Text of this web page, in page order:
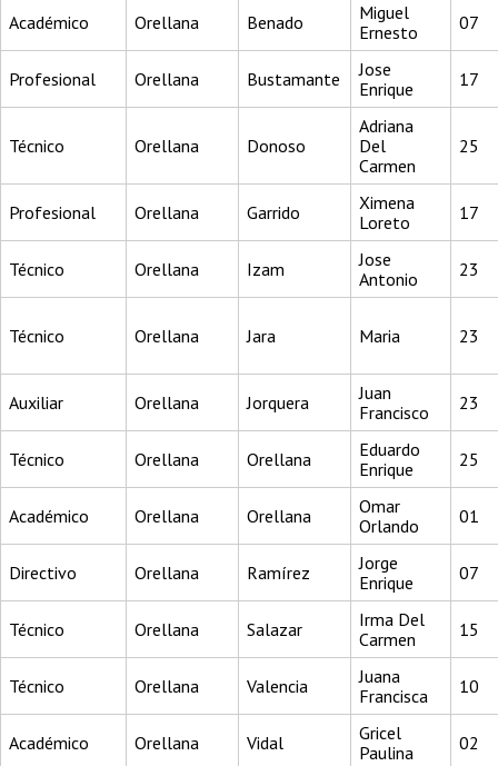
Académico Orellana Benado
Miguel
Ernesto
07
Profesional Orellana Bustamante
Jose
Enrique
17
Técnico Orellana Donoso
Adriana
Del
Carmen
25
Profesional Orellana Garrido
Ximena
Loreto
17
Técnico Orellana Izam
Jose
Antonio
23
Técnico Orellana Jara Maria 23
Auxiliar Orellana Jorquera
Juan
Francisco
23
Técnico Orellana Orellana
Eduardo
Enrique
25
Académico Orellana Orellana
Omar
Orlando
01
Directivo Orellana Ramírez
Jorge
Enrique
07
Técnico Orellana Salazar
Irma Del
Carmen
15
Técnico Orellana Valencia
Juana
Francisca
10
Académico Orellana Vidal
Gricel
Paulina
02